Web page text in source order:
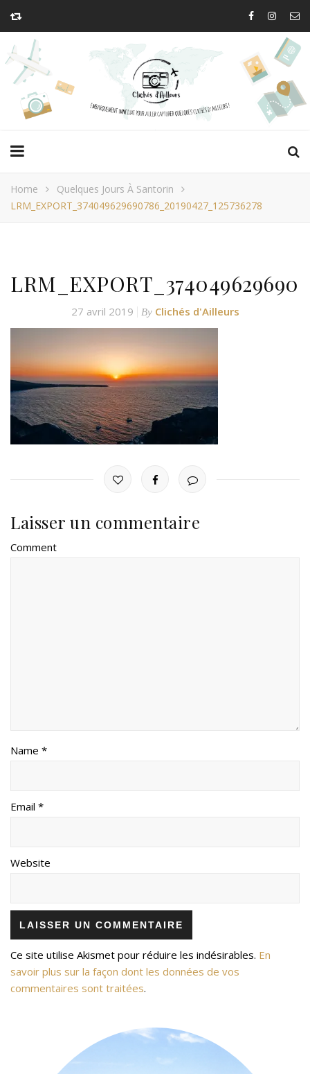
Home
Quelques Jours À Santorin
LRM_EXPORT_374049629690786_20190427_125736278
27 avril 2019 By Clichés d'Ailleurs
Laisser un commentaire
Comment
Name *
Email *
Website
Ce site utilise Akismet pour réduire les indésirables. En
savoir plus sur la façon dont les données de vos
commentaires sont traitées.